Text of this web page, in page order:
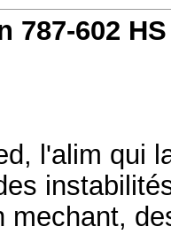
787-602 HS
l'alim qui
mechant,